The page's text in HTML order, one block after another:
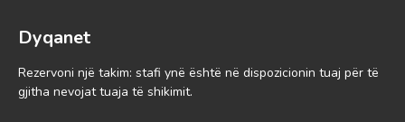
Dyqanet
Rezervoni një takim: stafi ynë është në dispozicionin tuaj për të
gjitha nevojat tuaja të shikimit.